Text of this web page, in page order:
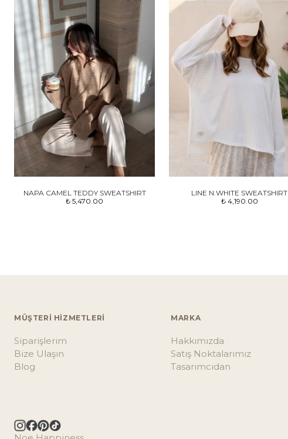
NAPA CAMEL TEDDY SWEATSHIRT
₺ 5,470.00
LINE N.WHITE SWEATSHIRT
₺ 4,190.00
MÜŞTERİ HİZMETLERİ
Siparişlerim
Bize Ulaşın
Blog
MARKA
Hakkımızda
Satış Noktalarımız
Tasarımcıdan